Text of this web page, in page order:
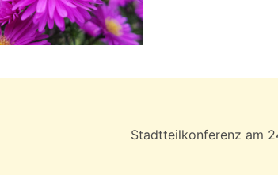
Stadtteilkonferenz am